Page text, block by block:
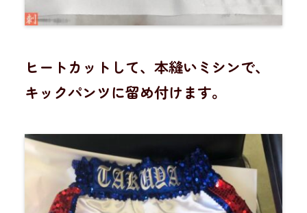
ヒートカットして、本縫いミシンで、
キックパンツに留め付けます。